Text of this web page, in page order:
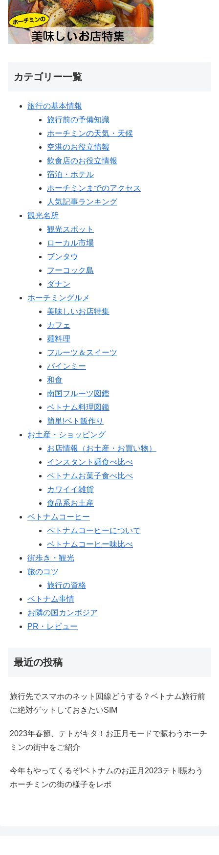
カテゴリー一覧
旅行の基本情報
旅行前の予備知識
ホーチミンの天気・天候
空港のお役立情報
飲食店のお役立情報
宿泊・ホテル
ホーチミンまでのアクセス
人気記事ランキング
観光名所
観光スポット
ローカル市場
ブンタウ
フーコック島
ダナン
ホーチミングルメ
美味しいお店特集
カフェ
麺料理
フルーツ＆スイーツ
バインミー
和食
南国フルーツ図鑑
ベトナム料理図鑑
簡単!ベト飯作り
お土産・ショッピング
お店情報（お土産・お買い物）
インスタント麺食べ比べ
ベトナムお菓子食べ比べ
カワイイ雑貨
食品系お土産
ベトナムコーヒー
ベトナムコーヒーについて
ベトナムコーヒー味比べ
街歩き・観光
旅のコツ
旅行の資格
ベトナム事情
お隣の国カンボジア
PR・レビュー
最近の投稿
旅行先でスマホのネット回線どうする？ベトナム旅行前
に絶対ゲットしておきたいSIM
2023年春節、テトがキタ！お正月モードで賑わうホーチ
ミンの街中をご紹介
今年もやってくるぞ!ベトナムのお正月2023テト!賑わう
ホーチミンの街の様子をレポ